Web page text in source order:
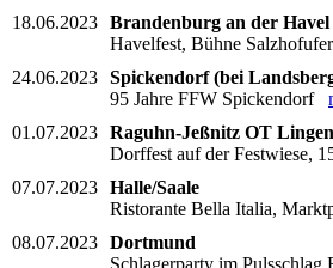
18.06.2023 Brandenburg an der Havel
Havelfest, Bühne
24.06.2023 Spickendorf (bei
95 Jahre FFW Spickendorf
01.07.2023 Raguhn-Jeßnitz OT
Dorffest auf der Festwiese,
07.07.2023 Halle/Saale
Ristorante Bella Italia,
08.07.2023 Dortmund
Schlagerparty im Pulsschlag